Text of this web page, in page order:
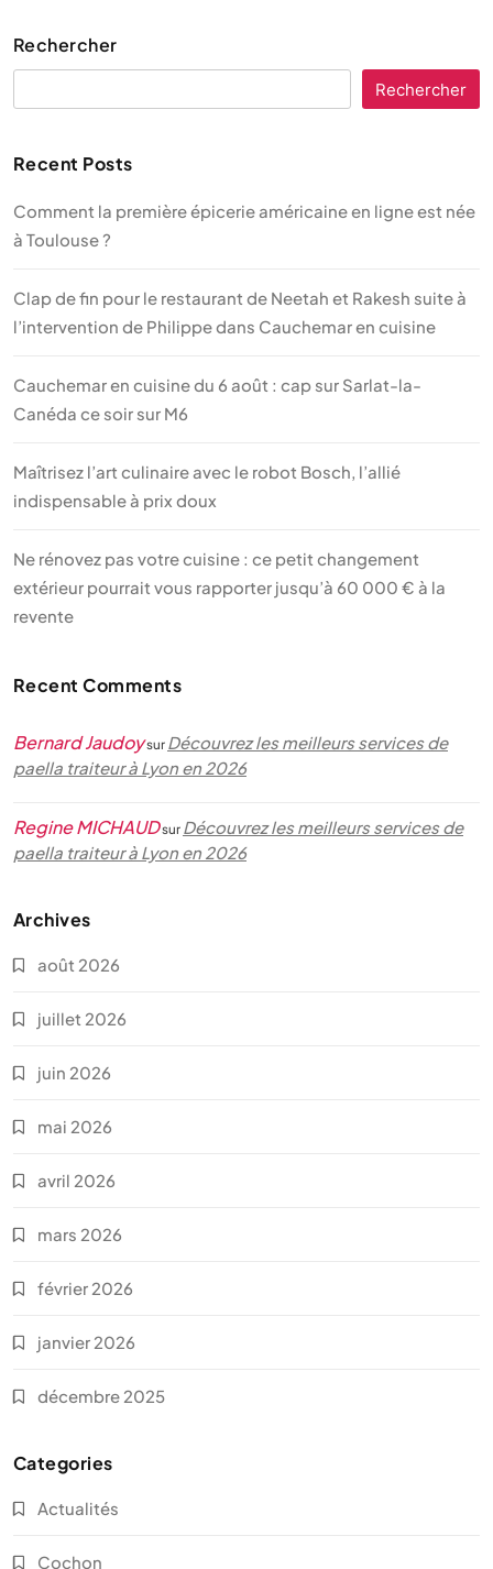
Rechercher
Rechercher
Recent Posts
Comment la première épicerie américaine en ligne est née
à Toulouse ?
Clap de fin pour le restaurant de Neetah et Rakesh suite à
l’intervention de Philippe dans Cauchemar en cuisine
Cauchemar en cuisine du 6 août : cap sur Sarlat-la-
Canéda ce soir sur M6
Maîtrisez l’art culinaire avec le robot Bosch, l’allié
indispensable à prix doux
Ne rénovez pas votre cuisine : ce petit changement
extérieur pourrait vous rapporter jusqu’à 60 000 € à la
revente
Recent Comments
Bernard Jaudoysur Découvrez les meilleurs services de
paella traiteur à Lyon en 2026
Regine MICHAUDsur Découvrez les meilleurs services de
paella traiteur à Lyon en 2026
Archives
août 2026
juillet 2026
juin 2026
mai 2026
avril 2026
mars 2026
février 2026
janvier 2026
décembre 2025
Categories
Actualités
Cochon